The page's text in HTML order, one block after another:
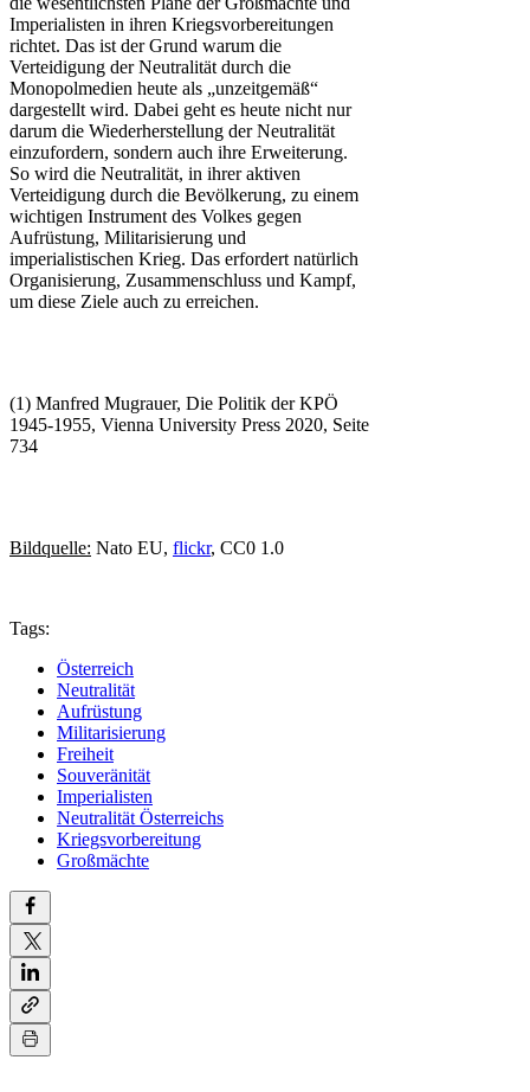
Imperialisten in ihren Kriegsvorbereitungen
richtet. Das ist der Grund warum die
Verteidigung der Neutralität durch die
Monopolmedien heute als „unzeitgemäß“
dargestellt wird. Dabei geht es heute nicht nur
darum die Wiederherstellung der Neutralität
einzufordern, sondern auch ihre Erweiterung.
So wird die Neutralität, in ihrer aktiven
Verteidigung durch die Bevölkerung, zu einem
wichtigen Instrument des Volkes gegen
Aufrüstung, Militarisierung und
imperialistischen Krieg. Das erfordert natürlich
Organisierung, Zusammenschluss und Kampf,
um diese Ziele auch zu erreichen.
(1) Manfred Mugrauer, Die Politik der KPÖ
1945-1955, Vienna University Press 2020, Seite
734
Bildquelle: Nato EU, flickr, CC0 1.0
Tags:
Österreich
Neutralität
Aufrüstung
Militarisierung
Freiheit
Souveränität
Imperialisten
Neutralität Österreichs
Kriegsvorbereitung
Großmächte